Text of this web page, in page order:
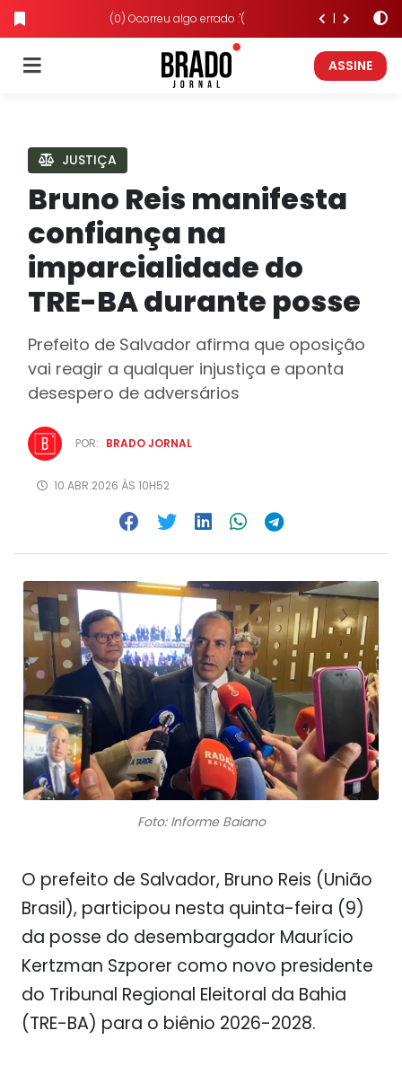
(0) Ocorreu algo errado :'(
ASSINE
JUSTIÇA
Bruno Reis manifesta
confiança na
imparcialidade do
TRE-BA durante posse
Prefeito de Salvador afirma que oposição
vai reagir a qualquer injustiça e aponta
desespero de adversários
POR: BRADO JORNAL
10.ABR.2026 ÀS 10H52
Foto: Informe Baiano
O prefeito de Salvador, Bruno Reis (União
Brasil), participou nesta quinta-feira (9)
da posse do desembargador Maurício
Kertzman Szporer como novo presidente
do Tribunal Regional Eleitoral da Bahia
(TRE-BA) para o biênio 2026-2028.